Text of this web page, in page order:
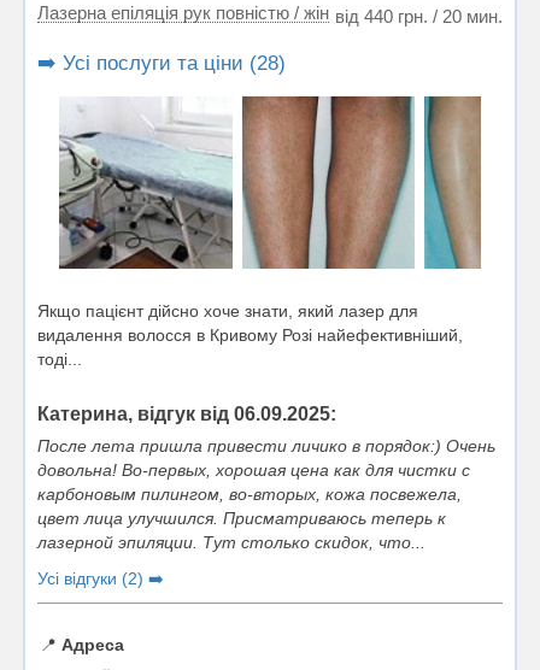
Лазерна епіляція рук повністю / жін від 440 грн. / 20 мин.
➡️ Усі послуги та ціни (28)
Якщо пацієнт дійсно хоче знати, який лазер для
видалення волосся в Кривому Розі найефективніший,
тоді...
Катерина, відгук від 06.09.2025:
После лета пришла привести личико в порядок:) Очень
довольна! Во-первых, хорошая цена как для чистки с
карбоновым пилингом, во-вторых, кожа посвежела,
цвет лица улучшился. Присматриваюсь теперь к
лазерной эпиляции. Тут столько скидок, что...
Усі відгуки (2) ➡️
📍 Адреса